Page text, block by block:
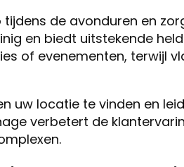
de avonduren en
en biedt uitstekende
of evenementen, terwijl
uw locatie te vinden en
verbetert de